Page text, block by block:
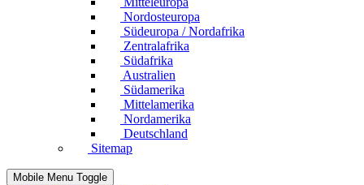
Nordosteuropa
Südeuropa / Nordafrika
Zentralafrika
Südafrika
Australien
Südamerika
Mittelamerika
Nordamerika
Deutschland
Sitemap
Mobile Menu Toggle